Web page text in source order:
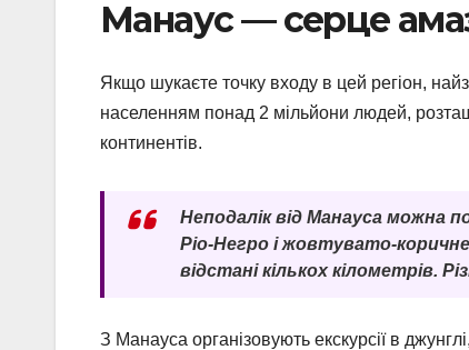
Манаус — серце
Якщо шукаєте точку входу в цей регіон,
населенням понад 2 мільйони людей,
континентів.
Неподалік від Манауса можна
Ріо-Негро і жовтувато-
відстані кількох кілометрів.
З Манауса організовують екскурсії в